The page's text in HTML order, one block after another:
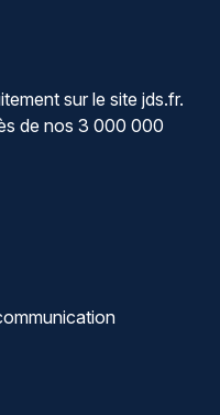
sur le site jds.fr.
de nos 3 000 000